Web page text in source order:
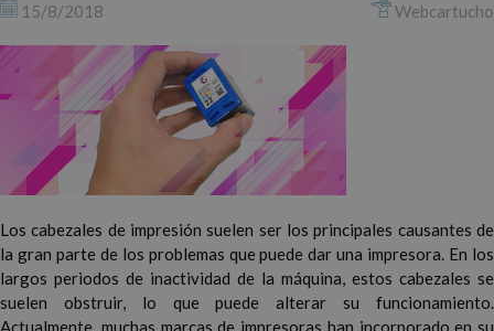
15/8/2018 Webcartucho
Los cabezales de impresión suelen ser los principales causantes de
la gran parte de los problemas que puede dar una impresora. En los
largos periodos de inactividad de la máquina, estos cabezales se
suelen obstruir, lo que puede alterar su funcionamiento.
Actualmente, muchas marcas de impresoras han incorporado en su